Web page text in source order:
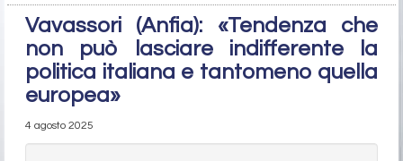
Vavassori (Anfia): «Tendenza che
non può lasciare indifferente la
politica italiana e tantomeno quella
europea»
4 agosto 2025